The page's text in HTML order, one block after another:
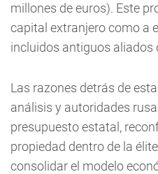
millones de euros). Este
capital extranjero como a
incluidos antiguos aliados
Las razones detrás de
análisis y autoridades
presupuesto estatal,
propiedad dentro de la
consolidar el modelo